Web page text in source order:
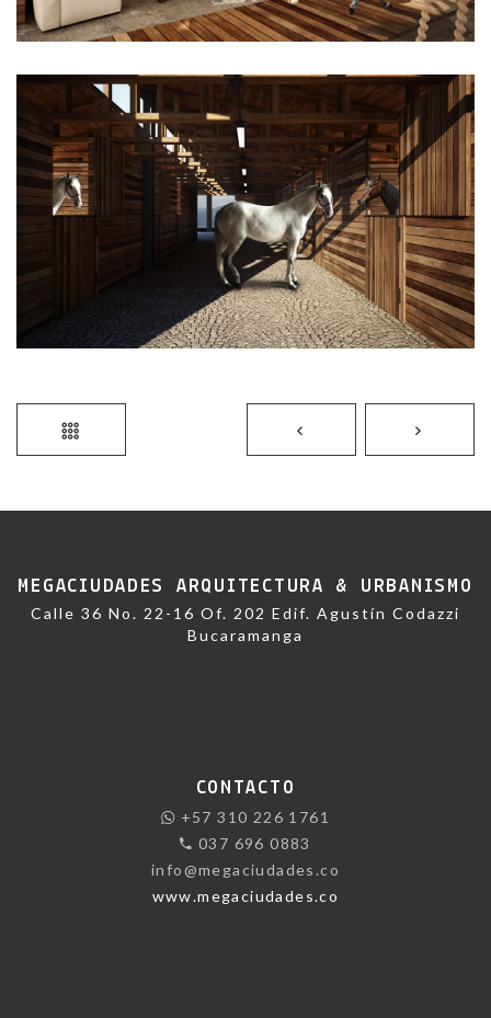
MEGACIUDADES ARQUITECTURA & URBANISMO
Calle 36 No. 22-16 Of. 202 Edif. Agustín Codazzi
Bucaramanga
CONTACTO
+57 310 226 1761
037 696 0883
info@megaciudades.co
www.megaciudades.co